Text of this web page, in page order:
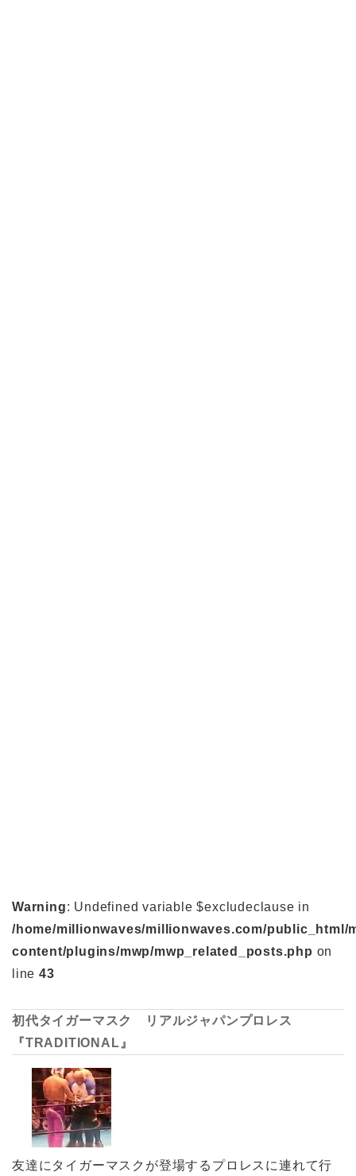
Warning: Undefined variable $excludeclause in
/home/millionwaves/millionwaves.com/public_html/
content/plugins/mwp/mwp_related_posts.php on
line 43
初代タイガーマスク リアルジャパンプロレス
『TRADITIONAL』
友達にタイガーマスクが登場するプロレスに連れて行